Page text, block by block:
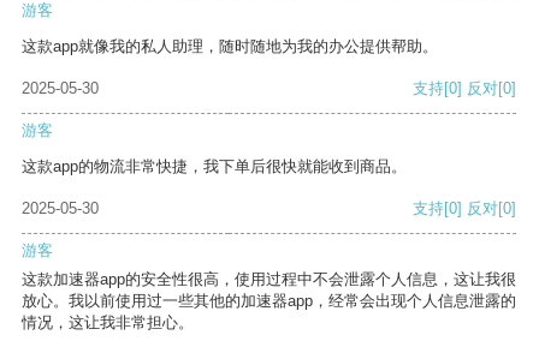
游客
这款app就像我的私人助理，随时随地为我的办公提供帮助。
2025-05-30 支持[0] 反对[0]
游客
这款app的物流非常快捷，我下单后很快就能收到商品。
2025-05-30 支持[0] 反对[0]
游客
这款加速器app的安全性很高，使用过程中不会泄露个人信息，这让我很
放心。我以前使用过一些其他的加速器app，经常会出现个人信息泄露的
情况，这让我非常担心。